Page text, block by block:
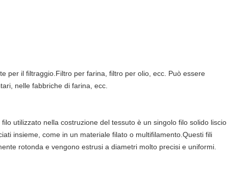
per il filtraggio.Filtro per farina, filtro per olio, ecc. Può essere
nelle fabbriche di farina, ecc.
utilizzato nella costruzione del tessuto è un singolo filo solido liscio
insieme, come in un materiale filato o multifilamento.Questi fili
rotonda e vengono estrusi a diametri molto precisi e uniformi.